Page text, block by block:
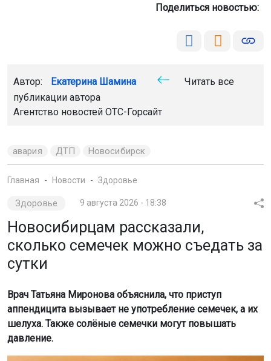
Поделиться новостью:
Автор: Екатерина Шамина
Читать все
публикации автора
Агентство новостей ОТС-Горсайт
авария ДТП Новосибирск
Главная Новости Здоровье
Здоровье 9 августа 2026 - 18:38
Новосибирцам рассказали,
сколько семечек можно съедать за
сутки
Врач Татьяна Миронова объяснила, что приступ
аппендицита вызывает не употребление семечек, а их
шелуха. Также солёные семечки могут повышать
давление.